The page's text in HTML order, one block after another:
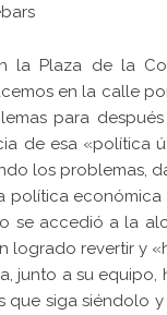
la Plaza de la
en la calle
para
de esa «política
los problemas,
política
se accedió a la
logrado revertir y
junto a su
que siga